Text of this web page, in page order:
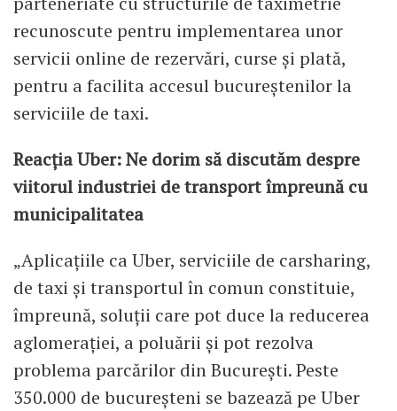
recunoscute pentru implementarea unor
servicii online de rezervări, curse şi plată,
pentru a facilita accesul bucureştenilor la
serviciile de taxi.
Reacția Uber: Ne dorim să discutăm despre
viitorul industriei de transport împreună cu
municipalitatea
„Aplicațiile ca Uber, serviciile de carsharing,
de taxi și transportul în comun constituie,
împreună, soluții care pot duce la reducerea
aglomerației, a poluării și pot rezolva
problema parcărilor din București. Peste
350.000 de bucureșteni se bazează pe Uber